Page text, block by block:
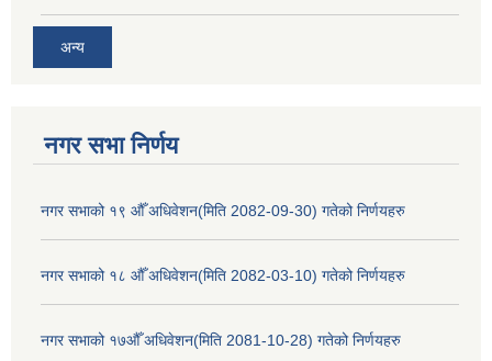
अन्य
नगर सभा निर्णय
नगर सभाको १९ औँ अधिवेशन(मिति 2082-09-30) गतेको निर्णयहरु
नगर सभाको १८ औँ अधिवेशन(मिति 2082-03-10) गतेको निर्णयहरु
नगर सभाको १७औँ अधिवेशन(मिति 2081-10-28) गतेको निर्णयहरु